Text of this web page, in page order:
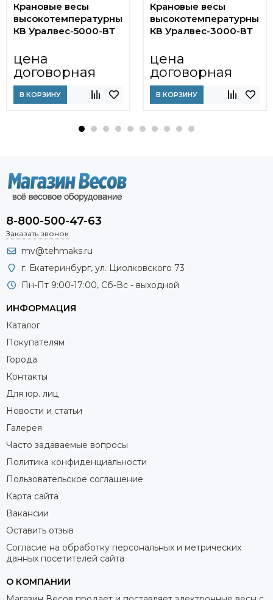
Крановые весы
высокотемпературные
КВ Уралвес-5000-ВТ
цена
договорная
В КОРЗИНУ
Крановые весы
высокотемпературные
КВ Уралвес-3000-ВТ
цена
договорная
В КОРЗИНУ
8-800-500-47-63
Заказать звонок
mv@tehmaks.ru
г. Екатеринбург, ул. Циолковского 73
Пн-Пт 9:00-17:00, Сб-Вс - выходной
ИНФОРМАЦИЯ
Каталог
Покупателям
Города
Контакты
Для юр. лиц
Новости и статьи
Галерея
Часто задаваемые вопросы
Политика конфиденциальности
Пользовательское соглашение
Карта сайта
Вакансии
Оставить отзыв
Согласие на обработку персональных и метрических
данных посетителей сайта
О КОМПАНИИ